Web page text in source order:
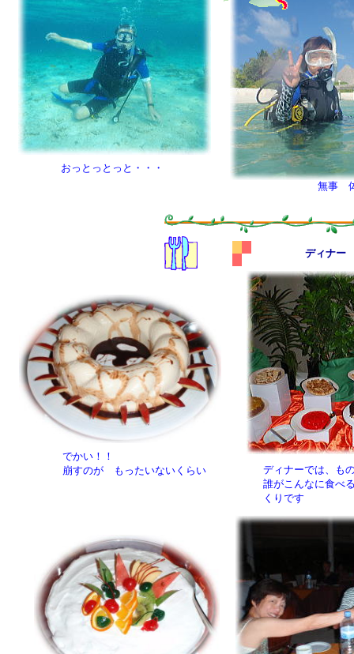
ディナーでは、も
誰がこんなに食べ
くりです
無事
おっとっとっと・・・
でかい！！
崩すのが もったいないくらい
ディナ